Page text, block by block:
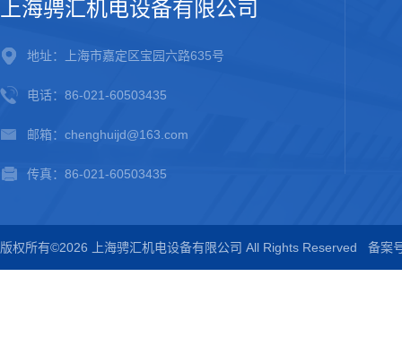
上海骋汇机电设备有限公司
地址：上海市嘉定区宝园六路635号
电话：86-021-60503435
邮箱：chenghuijd@163.com
传真：86-021-60503435
版权所有©2026 上海骋汇机电设备有限公司 All Rights Reserved 备案